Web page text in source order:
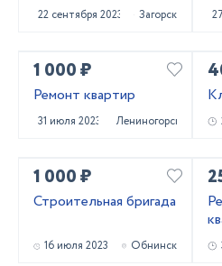
22 сентября 2023 Загорск
1 000 ₽
Ремонт квартир
31 июля 2023 Лениногорск
1 000 ₽
Строительная бригада
16 июля 2023 Обнинск